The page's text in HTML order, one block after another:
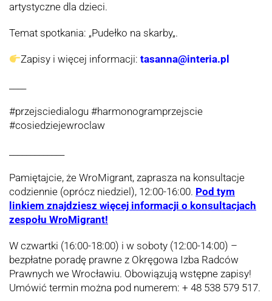
artystyczne dla dzieci.
Temat spotkania: „Pudełko na skarby„.
Zapisy i więcej informacji:tasanna@interia.pl
#przejsciedialogu #harmonogramprzejscie
#cosiedziejewroclaw
Pamiętajcie, że WroMigrant, zaprasza na konsultacje
codziennie (oprócz niedziel), 12:00-16:00. Pod tym
linkiem znajdziesz więcej informacji o konsultacjach
zespołu WroMigrant!
W czwartki (16:00-18:00) i w soboty (12:00-14:00) –
bezpłatne poradę prawne z Okręgowa Izba Radców
Prawnych we Wrocławiu. Obowiązują wstępne zapisy!
Umówić termin można pod numerem: + 48 538 579 517.